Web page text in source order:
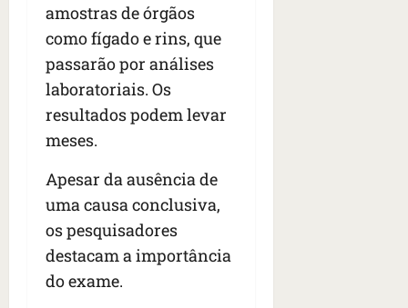
amostras de órgãos
como fígado e rins, que
passarão por análises
laboratoriais. Os
resultados podem levar
meses.
Apesar da ausência de
uma causa conclusiva,
os pesquisadores
destacam a importância
do exame.